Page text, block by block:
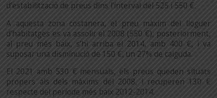
d’estabilització de preus dins l’interval del 525 i 550 €.
A aquesta zona costanera, el preu màxim del lloguer
d’habitatges es va assolir el 2008 (550 €), posteriorment,
al preu més baix, s’hi arriba el 2014, amb 400 €, i va
suposar una disminució de 150 €, un 27% de caiguda.
El 2021 amb 530 € mensuals, els preus queden situats
propers als dels màxims del 2008, i recuperen 130 €
respecte del període més baix 2012-2014.